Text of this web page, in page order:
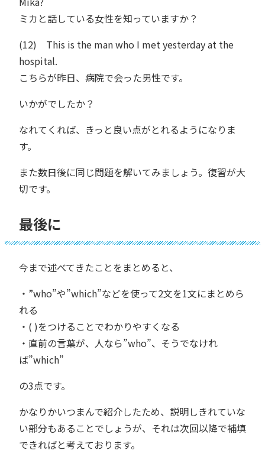
ミカと話している女性を知っていますか？
(12) This is the man who I met yesterday at the
hospital.
こちらが昨日、病院で会った男性です。
いかがでしたか？
なれてくれば、きっと良い点がとれるようになりま
す。
また数日後に同じ問題を解いてみましょう。復習が大
切です。
最後に
今まで述べてきたことをまとめると、
・”who”や”which”などを使って2文を1文にまとめら
れる
・( )をつけることでわかりやすくなる
・直前の言葉が、人なら”who”、そうでなけれ
ば”which”
の3点です。
かなりかいつまんで紹介したため、説明しきれていな
い部分もあることでしょうが、それは次回以降で補填
できればと考えております。